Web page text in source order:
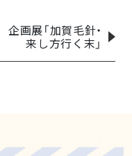
企画展「加賀毛針・
来し方行く末」